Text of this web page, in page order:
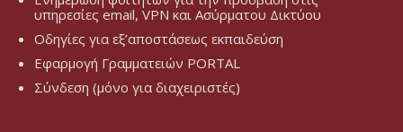
υπηρεσίες email, VPN και Ασύρματου Δικτύου
Οδηγίες για εξ’αποστάσεως εκπαιδεύση
Εφαρμογή Γραμματειών PORTAL
Σύνδεση (μόνο για διαχειριστές)